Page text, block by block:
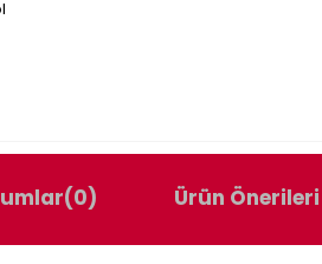
(0) Ürün Önerileri